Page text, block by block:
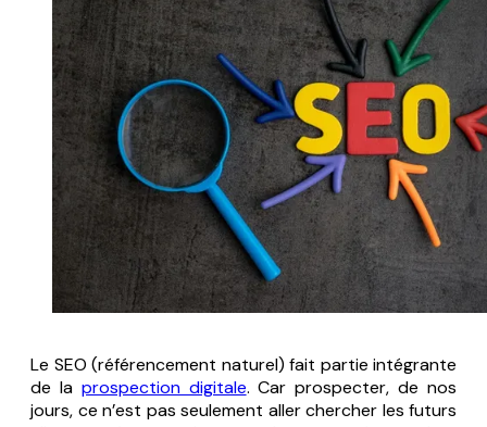
Le SEO (référencement naturel) fait partie intégrante
de la prospection digitale. Car prospecter, de nos
jours, ce n’est pas seulement aller chercher les futurs